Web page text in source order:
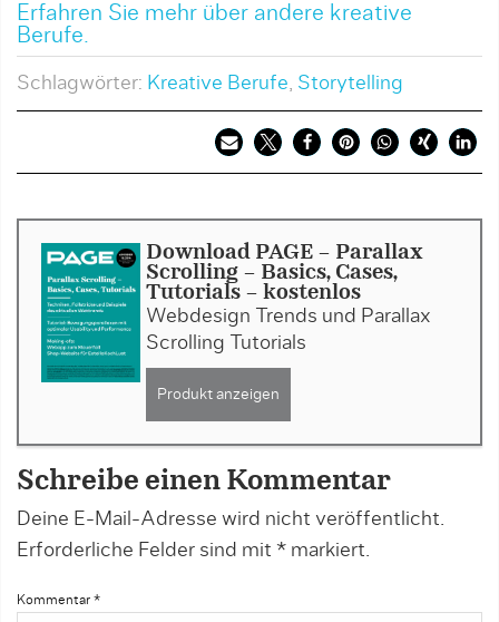
Erfahren Sie mehr über andere kreative
Berufe.
Schlagwörter: Kreative Berufe, Storytelling
Download PAGE - Parallax
Scrolling – Basics, Cases,
Tutorials - kostenlos
Webdesign Trends und Parallax
Scrolling Tutorials
Produkt anzeigen
Schreibe einen Kommentar
Deine E-Mail-Adresse wird nicht veröffentlicht.
Erforderliche Felder sind mit * markiert.
Kommentar *